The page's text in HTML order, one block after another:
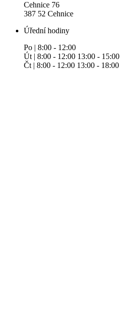
Cehnice 76
387 52 Cehnice
Úřední hodiny
Po | 8:00 - 12:00
Út | 8:00 - 12:00 13:00 - 15:00
Čt | 8:00 - 12:00 13:00 - 18:00